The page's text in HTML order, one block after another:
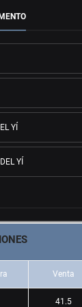
YÍ
YÍ
Venta
41.5